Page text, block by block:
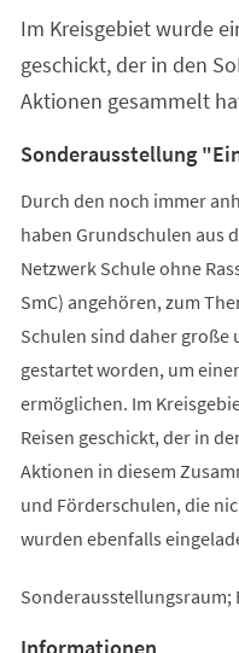
Im Kreisgebiet wurde
geschickt, der in den
Aktionen gesammelt
Sonderausstellung
Durch den noch immer
haben Grundschulen aus
Netzwerk Schule ohne
SmC) angehören, zum
Schulen sind daher
gestartet worden, um
ermöglichen. Im
Reisen geschickt, der in
Aktionen in diesem
und Förderschulen, die
wurden ebenfalls
Sonderausstellungsraum;
Informationen